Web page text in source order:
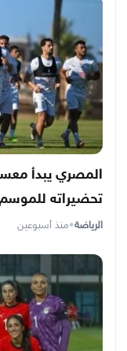
المصري يبدأ
تحضيراته
الرياضة•منذ أسبوعين